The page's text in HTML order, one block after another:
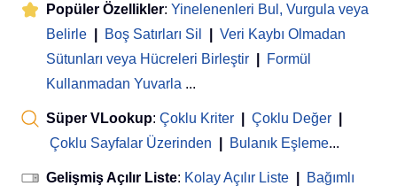
Popüler Özellikler: Yinelenenleri Bul, Vurgula veya
Belirle
Boş Satırları Sil
Veri Kaybı Olmadan
Sütunları veya Hücreleri Birleştir
Formül
Kullanmadan Yuvarla ...
Süper VLookup: Çoklu Kriter Çoklu Değer
Çoklu Sayfalar Üzerinden
Bulanık Eşleme...
Gelişmiş Açılır Liste: Kolay Açılır Liste
Bağımlı